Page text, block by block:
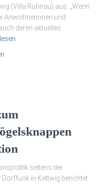
(Villa Ruhnau) aus. „Wenn
Anwohnerinnen und
deren aktuelles
seitens der
in Kettwig berichtet